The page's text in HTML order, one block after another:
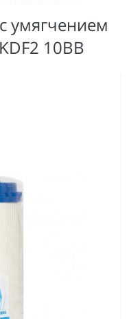
умягчением
10BB